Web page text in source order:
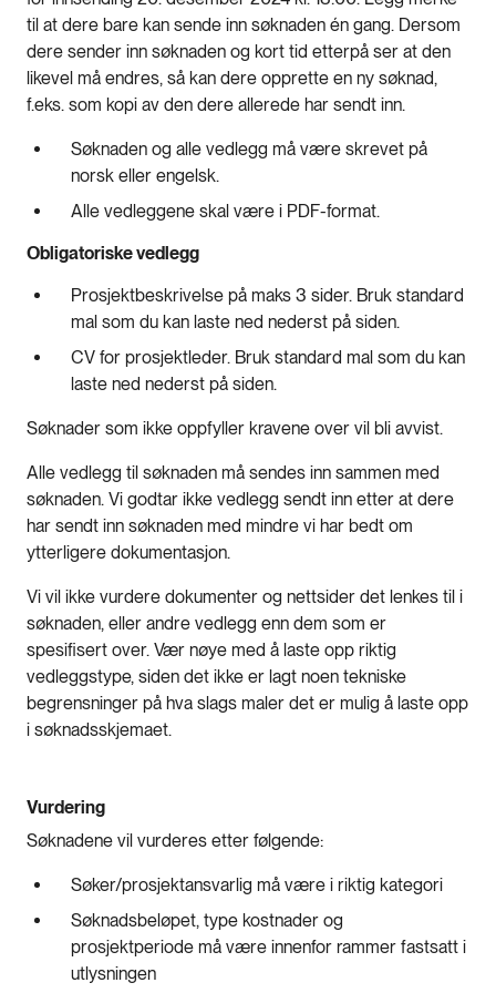
til at dere bare kan sende inn søknaden én gang. Dersom
dere sender inn søknaden og kort tid etterpå ser at den
likevel må endres, så kan dere opprette en ny søknad,
f.eks. som kopi av den dere allerede har sendt inn.
Søknaden og alle vedlegg må være skrevet på
norsk eller engelsk.
Alle vedleggene skal være i PDF-format.
Obligatoriske vedlegg
Prosjektbeskrivelse på maks 3 sider. Bruk standard
mal som du kan laste ned nederst på siden.
CV for prosjektleder. Bruk standard mal som du kan
laste ned nederst på siden.
Søknader som ikke oppfyller kravene over vil bli avvist.
Alle vedlegg til søknaden må sendes inn sammen med
søknaden. Vi godtar ikke vedlegg sendt inn etter at dere
har sendt inn søknaden med mindre vi har bedt om
ytterligere dokumentasjon.
Vi vil ikke vurdere dokumenter og nettsider det lenkes til i
søknaden, eller andre vedlegg enn dem som er
spesifisert over. Vær nøye med å laste opp riktig
vedleggstype, siden det ikke er lagt noen tekniske
begrensninger på hva slags maler det er mulig å laste opp
i søknadsskjemaet.
Vurdering
Søknadene vil vurderes etter følgende:
Søker/prosjektansvarlig må være i riktig kategori
Søknadsbeløpet, type kostnader og
prosjektperiode må være innenfor rammer fastsatt i
utlysningen